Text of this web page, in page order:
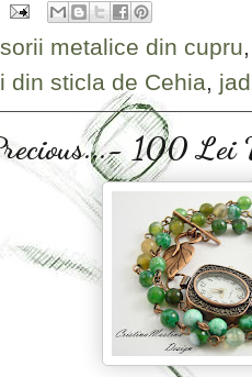
metalice din cupru
din sticla de Cehia,
100